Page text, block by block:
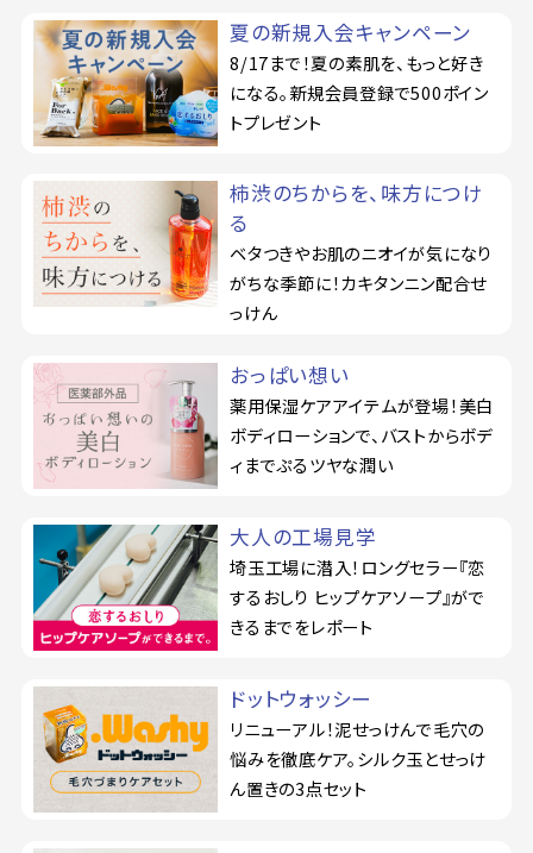
夏の新規入会キャンペーン
8/17まで！夏の素肌を、もっと好き
になる。新規会員登録で500ポイン
トプレゼント
柿渋のちからを、味方につけ
る
ベタつきやお肌のニオイが気になり
がちな季節に！カキタンニン配合せ
っけん
おっぱい想い
薬用保湿ケアアイテムが登場！美白
ボディローションで、バストからボデ
ィまでぷるツヤな潤い
大人の工場見学
埼玉工場に潜入！ロングセラー『恋
するおしり ヒップケアソープ』がで
きるまでをレポート
ドットウォッシー
リニューアル！泥せっけんで毛穴の
悩みを徹底ケア。シルク玉とせっけ
ん置きの3点セット